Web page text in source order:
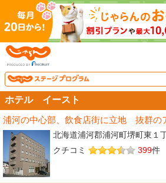
ホテル イースト
浦河の中心部、飲食店街に立地 抜群
北海道浦河郡浦河町堺町東１
クチコミ
399件